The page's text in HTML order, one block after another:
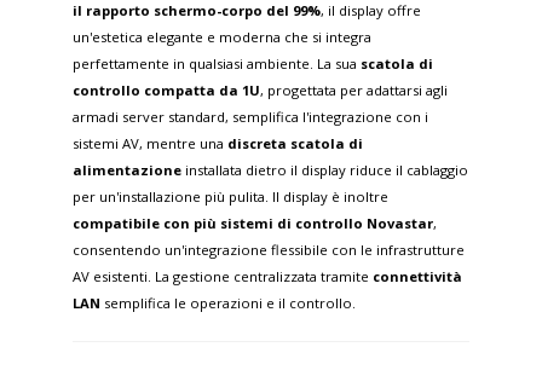
il rapporto schermo-corpo del 99%, il display offre
un'estetica elegante e moderna che si integra
perfettamente in qualsiasi ambiente. La sua scatola di
controllo compatta da 1U, progettata per adattarsi agli
armadi server standard, semplifica l'integrazione con i
sistemi AV, mentre una discreta scatola di
alimentazione installata dietro il display riduce il cablaggio
per un'installazione più pulita. Il display è inoltre
compatibile con più sistemi di controllo Novastar,
consentendo un'integrazione flessibile con le infrastrutture
AV esistenti. La gestione centralizzata tramite connettività
LAN semplifica le operazioni e il controllo.